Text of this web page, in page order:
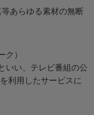
あらゆる素材の無断
ク）
いい、テレビ番組の公
利用したサービスに